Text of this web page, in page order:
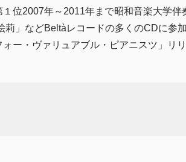
位2007年～2011年まで昭和音楽大学
莉」などBeltàレコードの多くのCDに参
ー・ヴァリュアブル・ピアニスツ」リリ